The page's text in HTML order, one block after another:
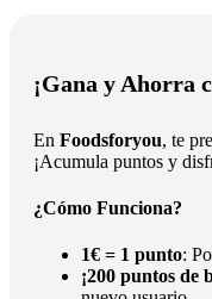
¡Gana y Ahorra
En Foodsforyou, te
¡Acumula puntos y
¿Cómo Funciona?
1€ = 1 punto:
¡200 puntos de